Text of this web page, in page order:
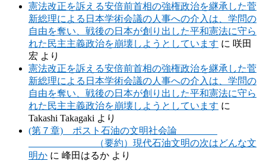
憲法改正を訴える安倍前首相の強権政治を継承した菅
新総理による日本学術会議の人事への介入は、学問の
自由を奪い、戦後の日本が創り出した平和憲法に守ら
れた民主主義政治を崩壊しようとしています に 咲田
宏 より
憲法改正を訴える安倍前首相の強権政治を継承した菅
新総理による日本学術会議の人事への介入は、学問の
自由を奪い、戦後の日本が創り出した平和憲法に守ら
れた民主主義政治を崩壊しようとしています に
Takashi Takagaki より
(第７章) ポスト石油の文明社会論
（要約）現代石油文明の次はどんな文
明か に 峰田はるか より